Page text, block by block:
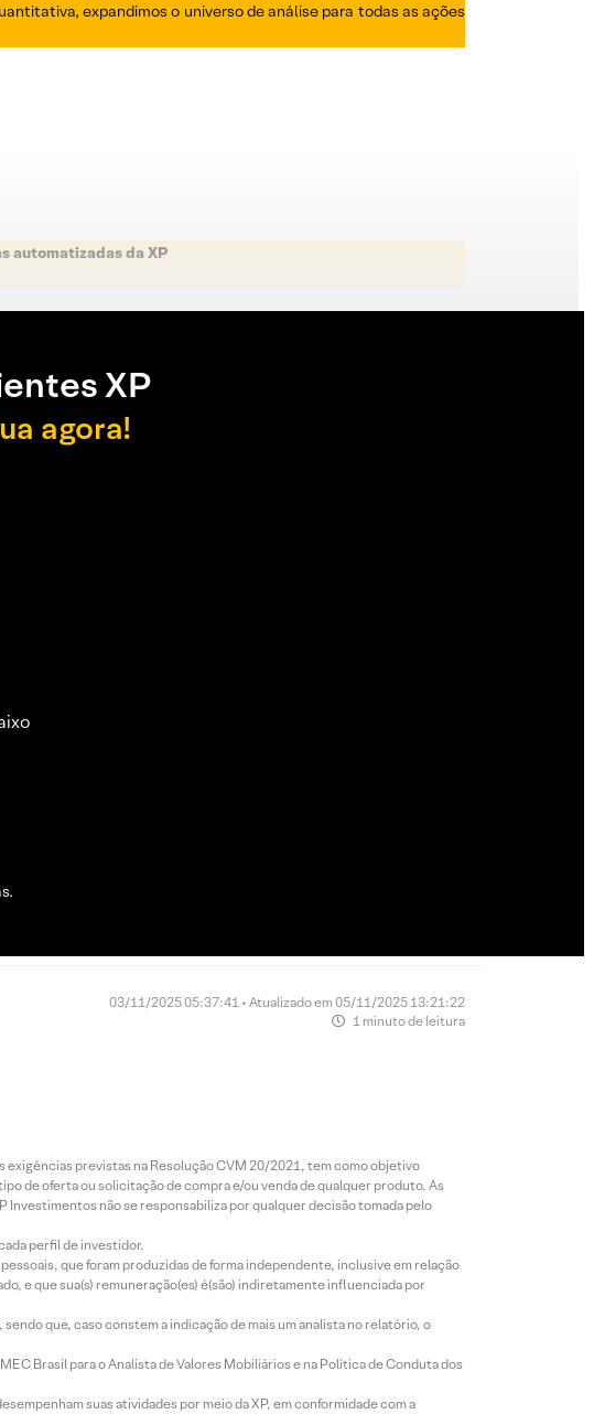
expandimos o universo de análise para todas as ações
automatizadas da XP
XP
agora!
03/11/2025 05:37:41 • Atualizado em 05/11/2025 13:21:22
1 minuto de leitura
exigências previstas na Resolução CVM 20/2021, tem como objetivo
de oferta ou solicitação de compra e/ou venda de qualquer produto. As
Investimentos não se responsabiliza por qualquer decisão tomada pelo
perfil de investidor.
que foram produzidas de forma independente, inclusive em relação
e que sua(s) remuneração(es) é(são) indiretamente influenciada por
que, caso constem a indicação de mais um analista no relatório, o
Brasil para o Analista de Valores Mobiliários e na Política de Conduta dos
suas atividades por meio da XP, em conformidade com a